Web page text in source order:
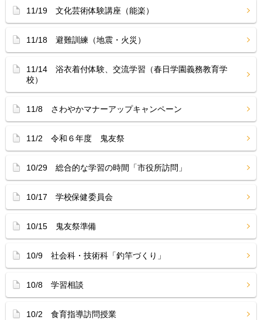
11/19 文化芸術体験講座（能楽）
11/18 避難訓練（地震・火災）
11/14 浴衣着付体験、交流学習（春日学園義務教育学
校）
11/8 さわやかマナーアップキャンペーン
11/2 令和６年度 鬼友祭
10/29 総合的な学習の時間「市役所訪問」
10/17 学校保健委員会
10/15 鬼友祭準備
10/9 社会科・技術科「釣竿づくり」
10/8 学習相談
10/2 食育指導訪問授業